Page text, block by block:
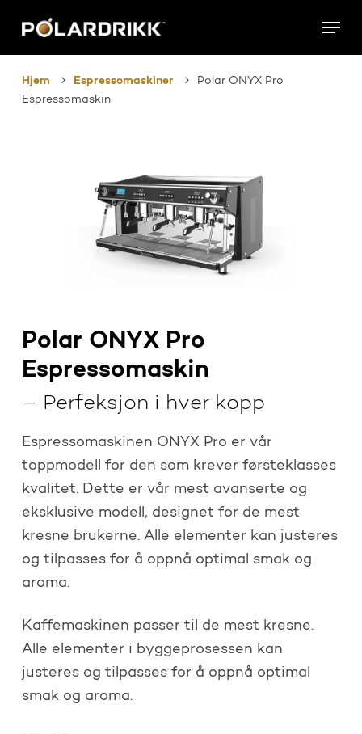
main
Menu
Hjem Espressomaskiner
Polar ONYX Pro
Espressomaskin
Polar ONYX Pro
Espressomaskin
– Perfeksjon i hver kopp
Espressomaskinen ONYX Pro er vår
toppmodell for den som krever førsteklasses
kvalitet. Dette er vår mest avanserte og
eksklusive modell, designet for de mest
kresne brukerne. Alle elementer kan justeres
og tilpasses for å oppnå optimal smak og
aroma.
Kaffemaskinen passer til de mest kresne.
Alle elementer i byggeprosessen kan
justeres og tilpasses for å oppnå optimal
smak og aroma.